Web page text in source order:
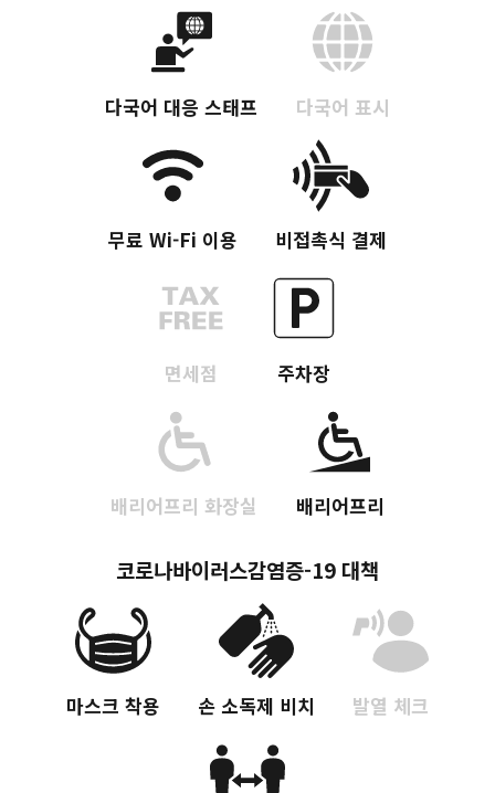
다국어 대응 스태프 다국어 표시
무료 Wi-Fi 이용 비접촉식 결제
면세점 주차장
배리어프리 화장실 배리어프리
코로나바이러스감염증-19 대책
마스크 착용 손 소독제 비치 발열 체크
Twitter에 공유
Facebook에 공유